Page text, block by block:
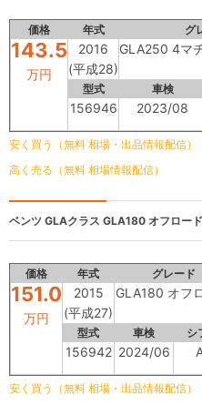
価格 年式 グ
143.5
万円
2016
(平成28)
GLA250 4マ
型式 車検
156946 2023/08
安く買う（無料 相場・出品情報配信）
高く売る（無料 相場情報配信）
ベンツ GLAクラス GLA180 オフロー
価格 年式 グレード
151.0
万円
2015
(平成27)
GLA180 オフ
型式 車検 シ
156942 2024/06
安く買う（無料 相場・出品情報配信）